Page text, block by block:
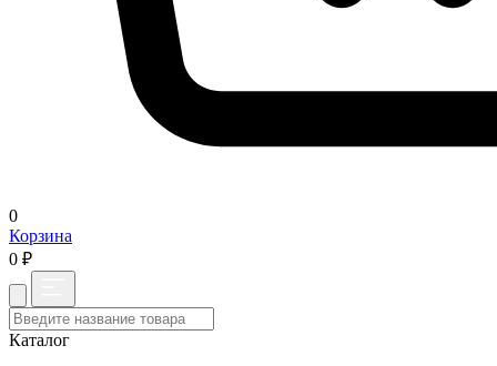
0
Корзина
0 ₽
Каталог